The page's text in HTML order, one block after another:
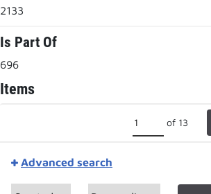
2133
Is Part Of
696
Items
of 13
Advanced search